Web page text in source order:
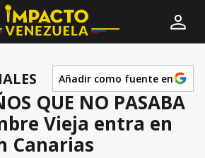
Añadir como fuente en
QUE NO PASABA
Vieja entra en
Canarias